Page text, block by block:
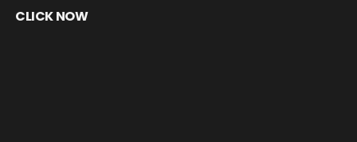
CLICK NOW